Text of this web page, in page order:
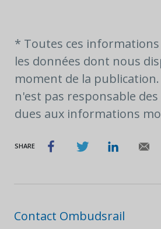
* Toutes ces
les données dont nous
moment de la
n'est pas responsable
dues aux informations
SHARE
Contact Ombudsrail